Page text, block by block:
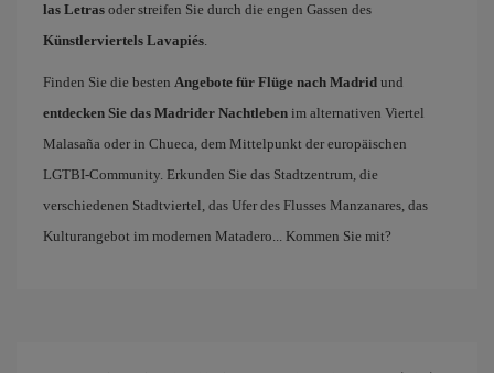
las Letras oder streifen Sie durch die engen Gassen des
Künstlerviertels Lavapiés.
Finden Sie die besten Angebote für Flüge nach Madrid und
entdecken Sie das Madrider Nachtleben im alternativen Viertel
Malasaña oder in Chueca, dem Mittelpunkt der europäischen
LGTBI-Community. Erkunden Sie das Stadtzentrum, die
verschiedenen Stadtviertel, das Ufer des Flusses Manzanares, das
Kulturangebot im modernen Matadero... Kommen Sie mit?